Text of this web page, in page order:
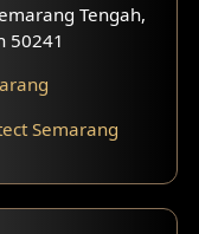
Tengah,
50241
Semarang